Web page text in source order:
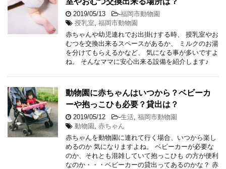
2019/05/13 -福岡市動物園
授乳室 福岡市動物園
赤ちゃんや幼児連れでお出掛けする時、 授乳室やお
むつを交換出来るスペースがあるか、 ミルクのお湯
を分けてもらえるかなど、 気になる事が多いですよ
ね。 そんなママに安心出来る設備を紹介します♪
動物園に赤ちゃんはいつから？ベビーカ
ーや抱っこひも必要？貸出は？
2019/05/12 -生活 福岡市動物園
動物園 赤ちゃん
赤ちゃんを動物園に連れて行く場合、いつから楽し
めるのか 気になりますよね。 ベビーカーが必要な
のか、それとも混雑していて抱っこひも の方が便利
なのか・・・ベビーカーの貸出ってあるのかな？ 赤